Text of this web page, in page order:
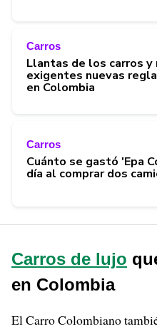
Carros
Llantas de los carros y
exigentes nuevas
en Colombia
Carros
Cuánto se gastó 'Epa
día al comprar dos
Carros de lujo
en Colombia
El Carro Colombiano